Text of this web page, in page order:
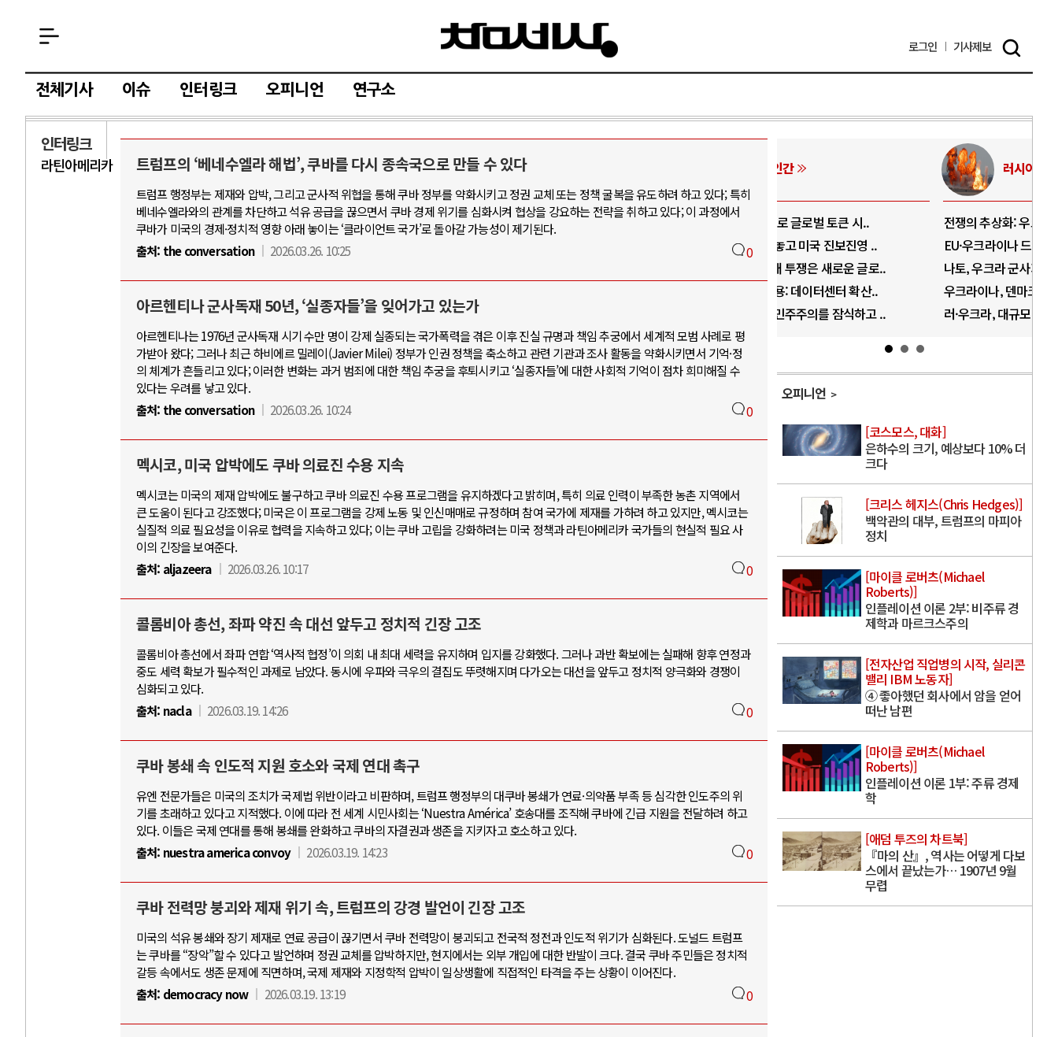
로그인 기사제보
전체기사 이슈 인터링크 오피니언 연구소
인터링크
라틴아메리카 트럼프의 ‘베네수엘라 해법’, 쿠바를 다시 종속국으로 만들 수 있다
트럼프 행정부는 제재와 압박, 그리고 군사적 위협을 통해 쿠바 정부를 약화시키고 정권 교체 또는 정책 굴복을 유도하려 하고 있다; 특히
베네수엘라와의 관계를 차단하고 석유 공급을 끊으면서 쿠바 경제 위기를 심화시켜 협상을 강요하는 전략을 취하고 있다; 이 과정에서
쿠바가 미국의 경제·정치적 영향 아래 놓이는 ‘클라이언트 국가’로 돌아갈 가능성이 제기된다.
출처: the conversation 2026.03.26. 10:25 0
아르헨티나 군사독재 50년, ‘실종자들’을 잊어가고 있는가
아르헨티나는 1976년 군사독재 시기 수만 명이 강제 실종되는 국가폭력을 겪은 이후 진실 규명과 책임 추궁에서 세계적 모범 사례로 평
가받아 왔다; 그러나 최근 하비에르 밀레이(Javier Milei) 정부가 인권 정책을 축소하고 관련 기관과 조사 활동을 약화시키면서 기억·정
의 체계가 흔들리고 있다; 이러한 변화는 과거 범죄에 대한 책임 추궁을 후퇴시키고 ‘실종자들’에 대한 사회적 기억이 점차 희미해질 수
있다는 우려를 낳고 있다.
출처: the conversation 2026.03.26. 10:24 0
멕시코, 미국 압박에도 쿠바 의료진 수용 지속
멕시코는 미국의 제재 압박에도 불구하고 쿠바 의료진 수용 프로그램을 유지하겠다고 밝히며, 특히 의료 인력이 부족한 농촌 지역에서
큰 도움이 된다고 강조했다; 미국은 이 프로그램을 강제 노동 및 인신매매로 규정하며 참여 국가에 제재를 가하려 하고 있지만, 멕시코는
실질적 의료 필요성을 이유로 협력을 지속하고 있다; 이는 쿠바 고립을 강화하려는 미국 정책과 라틴아메리카 국가들의 현실적 필요 사
이의 긴장을 보여준다.
출처: aljazeera 2026.03.26. 10:17 0
콜롬비아 총선, 좌파 약진 속 대선 앞두고 정치적 긴장 고조
콜롬비아 총선에서 좌파 연합 ‘역사적 협정’이 의회 내 최대 세력을 유지하며 입지를 강화했다. 그러나 과반 확보에는 실패해 향후 연정과
중도 세력 확보가 필수적인 과제로 남았다. 동시에 우파와 극우의 결집도 뚜렷해지며 다가오는 대선을 앞두고 정치적 양극화와 경쟁이
심화되고 있다.
출처: nacla 2026.03.19. 14:26 0
쿠바 봉쇄 속 인도적 지원 호소와 국제 연대 촉구
유엔 전문가들은 미국의 조치가 국제법 위반이라고 비판하며, 트럼프 행정부의 대쿠바 봉쇄가 연료·의약품 부족 등 심각한 인도주의 위
기를 초래하고 있다고 지적했다. 이에 따라 전 세계 시민사회는 ‘Nuestra América’ 호송대를 조직해 쿠바에 긴급 지원을 전달하려 하고
있다. 이들은 국제 연대를 통해 봉쇄를 완화하고 쿠바의 자결권과 생존을 지키자고 호소하고 있다.
출처: nuestra america convoy 2026.03.19. 14:23 0
쿠바 전력망 붕괴와 제재 위기 속, 트럼프의 강경 발언이 긴장 고조
미국의 석유 봉쇄와 장기 제재로 연료 공급이 끊기면서 쿠바 전력망이 붕괴되고 전국적 정전과 인도적 위기가 심화된다. 도널드 트럼프
는 쿠바를 “장악”할 수 있다고 발언하며 정권 교체를 압박하지만, 현지에서는 외부 개입에 대한 반발이 크다. 결국 쿠바 주민들은 정치적
갈등 속에서도 생존 문제에 직면하며, 국제 제재와 지정학적 압박이 일상생활에 직접적인 타격을 주는 상황이 이어진다.
출처: democracy now 2026.03.19. 13:19 0
중국 AI, 저가 공세로 글로벌 토큰 시..
러시아-우크라이나 전쟁
전쟁의 추상화: 우크라이나, 대리전의 역..
EU·우크라이나 드론 협력 직후, 러시아..
나토, 우크라 군사지원 2027년까지 공..
우크라이나, 덴마크, 에스토니아, 네덜란..
러·우크라, 대규모 공습 주고받아…민간 ..
오피니언
[코스모스, 대화]
은하수의 크기, 예상보다 10% 더
크다
[크리스 헤지스(Chris Hedges)]
백악관의 대부, 트럼프의 마피아
정치
[마이클 로버츠(Michael
Roberts)]
인플레이션 이론 2부: 비주류 경
제학과 마르크스주의
[전자산업 직업병의 시작, 실리콘
밸리 IBM 노동자]
④ 좋아했던 회사에서 암을 얻어
떠난 남편
[마이클 로버츠(Michael
Roberts)]
인플레이션 이론 1부: 주류 경제
학
[애덤 투즈의 차트북]
『마의 산』, 역사는 어떻게 다보
스에서 끝났는가… 1907년 9월
무렵